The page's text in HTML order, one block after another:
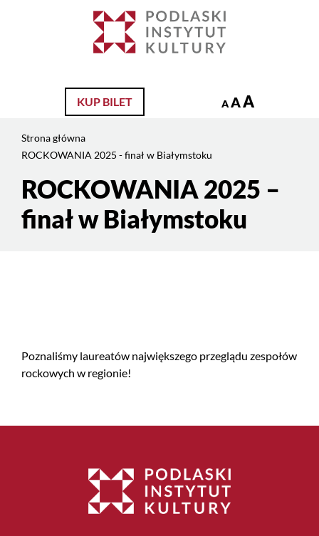
Białymstoku
KUP BILET A AA
Strona główna
ROCKOWANIA 2025 - finał w Białymstoku
Treść
stronyROCKOWANIA 2025 –
finał w Białymstoku
Poznaliśmy laureatów największego przeglądu zespołów
rockowych w regionie!